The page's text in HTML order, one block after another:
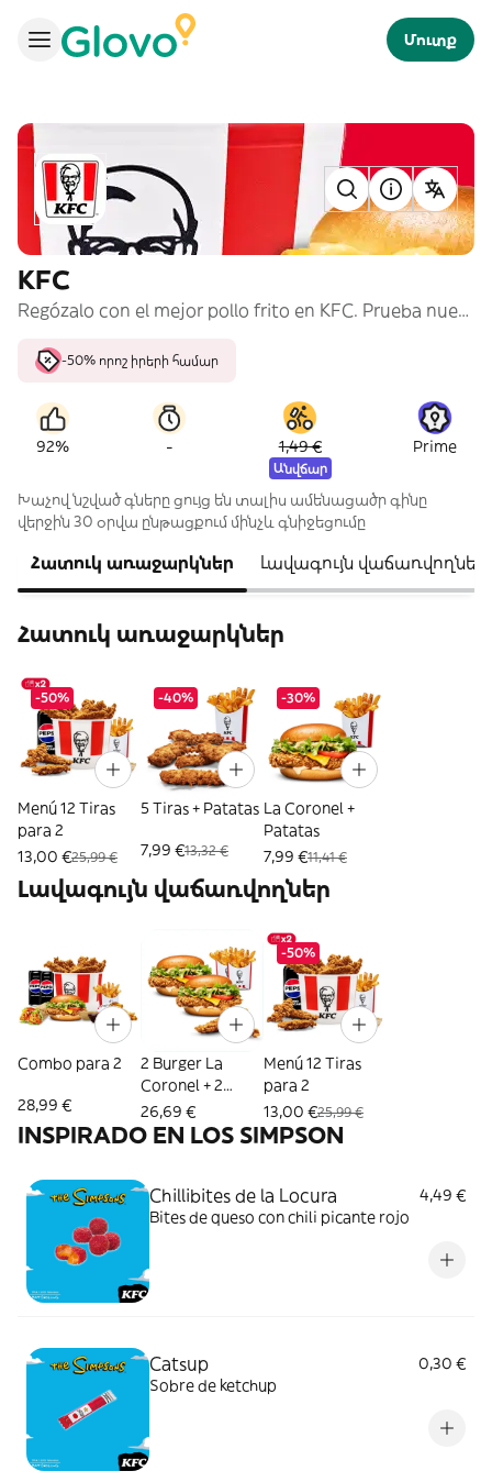
Մուտք
KFC
Regózalo con el mejor pollo frito en KFC. Prueba nuestros cubos de #PolloPollo, burgers y menús para compartir.
-50% որոշ իրերի համար
92% - 1,49 €
Անվճար
Prime
Խաչով նշված գները ցույց են տալիս ամենացածր գինը
վերջին 30 օրվա ընթացքում մինչև գնիջեցումը
Հատուկ առաջարկներ Լավագույն վաճառվողներ
Հատուկ առաջարկներ
-50%
Menú 12 Tiras
para 2
13,00 €25,99 €
-40%
5 Tiras + Patatas
7,99 €13,32 €
-30%
La Coronel +
Patatas
7,99 €11,41 €
Լավագույն վաճառվողներ
Combo para 2
28,99 €
2 Burger La
Coronel + 2
Patatas + 2 Tiras
26,69 €
-50%
Menú 12 Tiras
para 2
13,00 €25,99 €
INSPIRADO EN LOS SIMPSON
Chillibites de la Locura
4,49 €
Bites de queso con chili picante rojo
Catsup
0,30 €
Sobre de ketchup